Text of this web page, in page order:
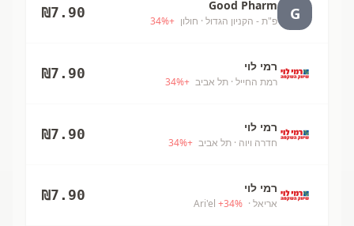
G
Good Pharm
פ"ת - הקניון הגדול · חולון +
34%
₪7.90
רמי לוי
רמת החייל · תל אביב +
34%
₪7.90
רמי לוי
חדרה ויוה · תל אביב +
34%
₪7.90
רמי לוי
אריאל · Ari'el
+34%
₪7.90